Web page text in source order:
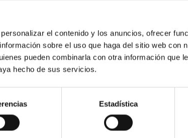
el contenido y los anuncios, ofrecer
sobre el uso que haga del sitio web con
pueden combinarla con otra información que
hecho de sus servicios.
Estadística